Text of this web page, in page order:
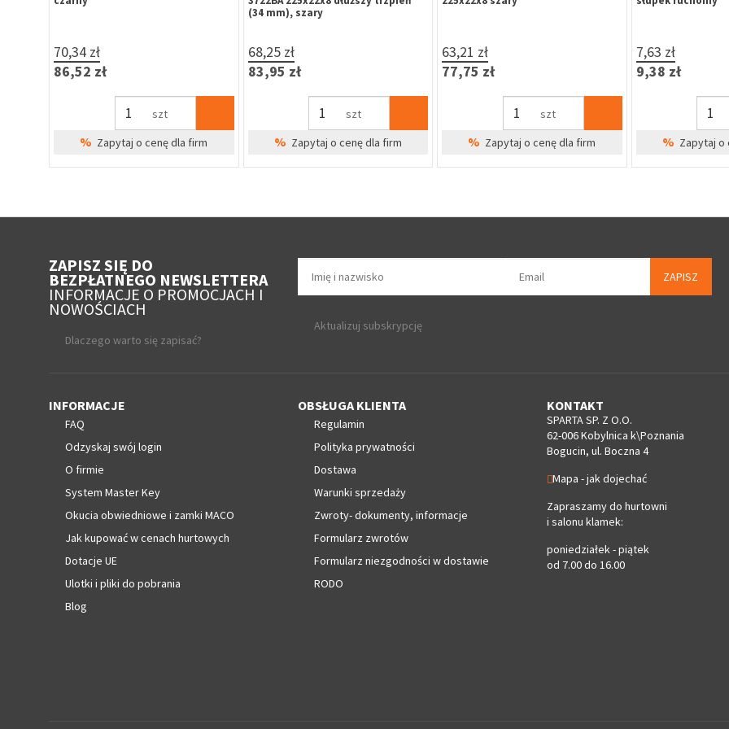
43,10 zł
53,01 zł
szt
% Zapytaj o cenę dla firm
16,59 zł
20,41 zł
szt
% Zapytaj o cenę dla firm
25,86 zł
31,81 zł
szt
% Zapytaj o cenę dla firm
35,89 zł
44,15 zł
% Zapytaj o
ZAPISZ SIĘ DO
BEZPŁATNEGO NEWSLETTERA
INFORMACJE O PROMOCJACH I
NOWOŚCIACH
Dlaczego warto się zapisać?
ZAPISZ
Aktualizuj subskrypcję
INFORMACJE
FAQ
Odzyskaj swój login
O firmie
System Master Key
Okucia obwiedniowe i zamki MACO
Jak kupować w cenach hurtowych
Dotacje UE
Ulotki i pliki do pobrania
Blog
OBSŁUGA KLIENTA
Regulamin
Polityka prywatności
Dostawa
Warunki sprzedaży
Zwroty- dokumenty, informacje
Formularz zwrotów
Formularz niezgodności w dostawie
RODO
KONTAKT
SPARTA SP. Z O.O.
62-006 Kobylnica k\Poznania
Bogucin, ul. Boczna 4
Mapa - jak dojechać
Zapraszamy do hurtowni
i salonu klamek:
poniedziałek - piątek
od 7.00 do 16.00